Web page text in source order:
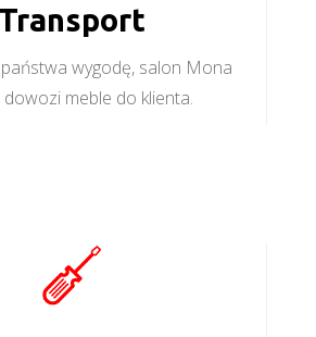
Transport
wygodę, salon Mona
meble do klienta.